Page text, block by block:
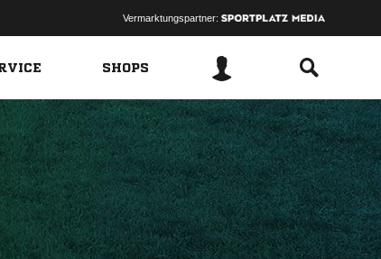
Vermarktungspartner:
SHOPS